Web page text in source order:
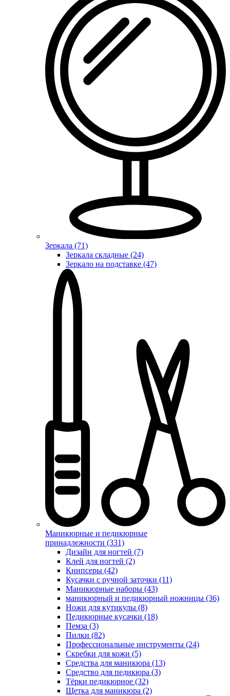
Зеркала (71)
Зеркала складные (24)
Зеркало на подставке (47)
Маникюрные и педикюрные
принадлежности (331)
Дизайн для ногтей (7)
Клей для ногтей (2)
Книпсеры (42)
Кусачки с ручной заточки (11)
Маникюрные наборы (43)
маникюрный и педикюрный ножницы (36)
Ножи для кутикулы (8)
Педикюрные кусачки (18)
Пемза (3)
Пилки (82)
Профессиональные инструменты (24)
Скребки для кожи (5)
Средства для маникюра (13)
Средство для педикюра (3)
Тёрки педикюрное (32)
Щетка для маникюра (2)